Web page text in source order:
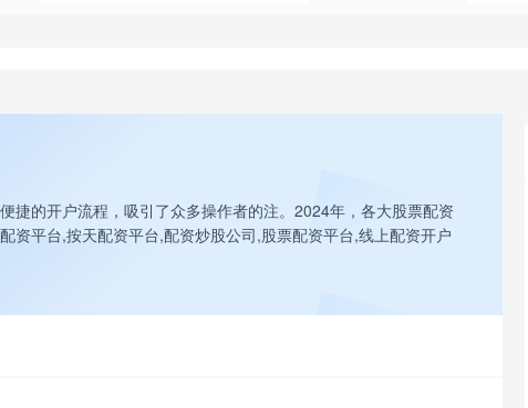
捷的开户流程，吸引了众多操作者的注。2024年，各大股票配资
资平台,按天配资平台,配资炒股公司,股票配资平台,线上配资开户